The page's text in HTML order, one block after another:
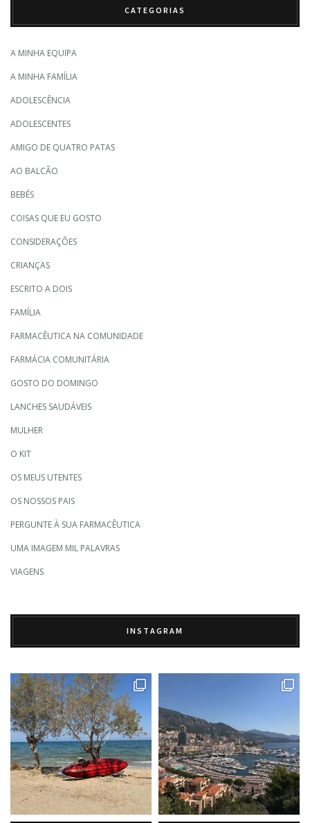
CATEGORIAS
A MINHA EQUIPA
A MINHA FAMÍLIA
ADOLESCÊNCIA
ADOLESCENTES
AMIGO DE QUATRO PATAS
AO BALCÃO
BEBÉS
COISAS QUE EU GOSTO
CONSIDERAÇÕES
CRIANÇAS
ESCRITO A DOIS
FAMÍLIA
FARMACÊUTICA NA COMUNIDADE
FARMÁCIA COMUNITÁRIA
GOSTO DO DOMINGO
LANCHES SAUDÁVEIS
MULHER
O KIT
OS MEUS UTENTES
OS NOSSOS PAIS
PERGUNTE À SUA FARMACÊUTICA
UMA IMAGEM MIL PALAVRAS
VIAGENS
INSTAGRAM